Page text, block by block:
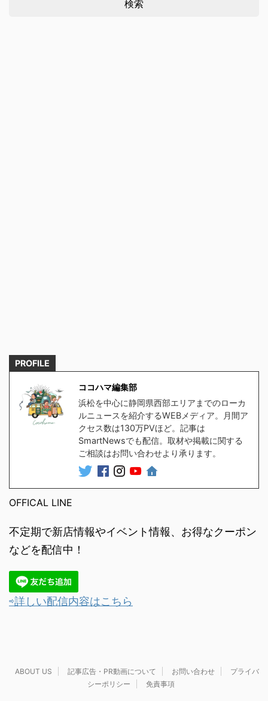
検索
PROFILE
ココハマ編集部
浜松を中心に静岡県西部エリアまでのローカ
ルニュースを紹介するWEBメディア。月間ア
クセス数は130万PVほど。記事は
SmartNewsでも配信。取材や掲載に関する
ご相談はお問い合わせより承ります。
OFFICAL LINE
不定期で新店情報やイベント情報、お得なクーポン
などを配信中！
⇨詳しい配信内容はこちら
ABOUT US 記事広告・PR動画について お問い合わせ
プライバ
シーポリシー
免責事項